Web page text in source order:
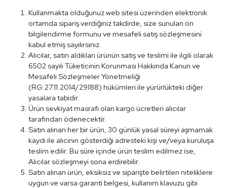
Kullanmakta olduğunuz web sitesi üzerinden elektronik
ortamda sipariş verdiğiniz takdirde, size sunulan ön
bilgilendirme formunu ve mesafeli satış sözleşmesini
kabul etmiş sayılırsınız.
Alıcılar, satın aldıkları ürünün satış ve teslimi ile ilgili olarak
6502 sayılı Tüketicinin Korunması Hakkında Kanun ve
Mesafeli Sözleşmeler Yönetmeliği
(RG:27.11.2014/29188) hükümleri ile yürürlükteki diğer
yasalara tabidir.
Ürün sevkiyat masrafı olan kargo ücretleri alıcılar
tarafından ödenecektir.
Satın alınan her bir ürün, 30 günlük yasal süreyi aşmamak
kaydı ile alıcının gösterdiği adresteki kişi ve/veya kuruluşa
teslim edilir. Bu süre içinde ürün teslim edilmez ise,
Alıcılar sözleşmeyi sona erdirebilir.
Satın alınan ürün, eksiksiz ve siparişte belirtilen niteliklere
uygun ve varsa garanti belgesi, kullanım klavuzu gibi